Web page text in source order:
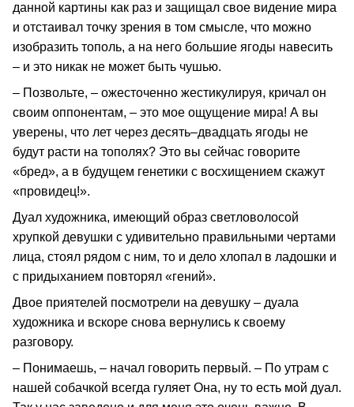
данной картины как раз и защищал свое видение мира
и отстаивал точку зрения в том смысле, что можно
изобразить тополь, а на него большие ягоды навесить
– и это никак не может быть чушью.
– Позвольте, – ожесточенно жестикулируя, кричал он
своим оппонентам, – это мое ощущение мира! А вы
уверены, что лет через десять–двадцать ягоды не
будут расти на тополях? Это вы сейчас говорите
«бред», а в будущем генетики с восхищением скажут
«провидец!».
Дуал художника, имеющий образ светловолосой
хрупкой девушки с удивительно правильными чертами
лица, стоял рядом с ним, то и дело хлопал в ладошки и
с придыханием повторял «гений».
Двое приятелей посмотрели на девушку – дуала
художника и вскоре снова вернулись к своему
разговору.
– Понимаешь, – начал говорить первый. – По утрам с
нашей собачкой всегда гуляет Она, ну то есть мой дуал.